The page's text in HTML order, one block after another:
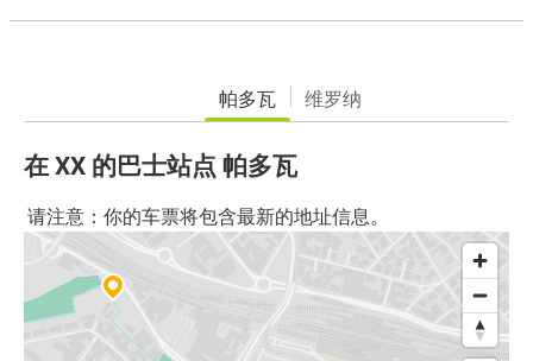
帕多瓦 维罗纳
在 XX 的巴士站点 帕多瓦
请注意：你的车票将包含最新的地址信息。